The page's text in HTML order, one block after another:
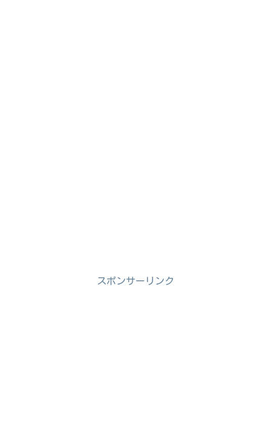
スポンサーリンク